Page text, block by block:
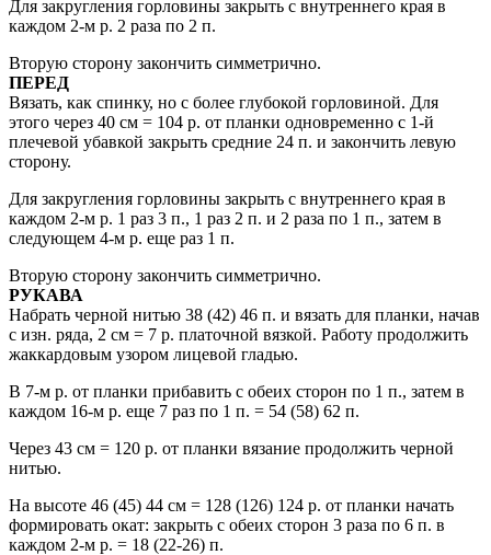
Для закругления горловины закрыть с внутреннего края в
каждом 2-м р. 2 раза по 2 п.
Вторую сторону закончить симметрично.
ПЕРЕД
Вязать, как спинку, но с более глубокой горловиной. Для
этого через 40 см = 104 р. от планки одновременно с 1-й
плечевой убавкой закрыть средние 24 п. и закончить левую
сторону.
Для закругления горловины закрыть с внутреннего края в
каждом 2-м р. 1 раз 3 п., 1 раз 2 п. и 2 раза по 1 п., затем в
следующем 4-м р. еще раз 1 п.
Вторую сторону закончить симметрично.
РУКАВА
Набрать черной нитью 38 (42) 46 п. и вязать для планки, начав
с изн. ряда, 2 см = 7 р. платочной вязкой. Работу продолжить
жаккардовым узором лицевой гладью.
В 7-м р. от планки прибавить с обеих сторон по 1 п., затем в
каждом 16-м р. еще 7 раз по 1 п. = 54 (58) 62 п.
Через 43 см = 120 р. от планки вязание продолжить черной
нитью.
На высоте 46 (45) 44 cм = 128 (126) 124 р. от планки начать
формировать окат: закрыть с обеих сторон 3 раза по 6 п. в
каждом 2-м р. = 18 (22-26) п.